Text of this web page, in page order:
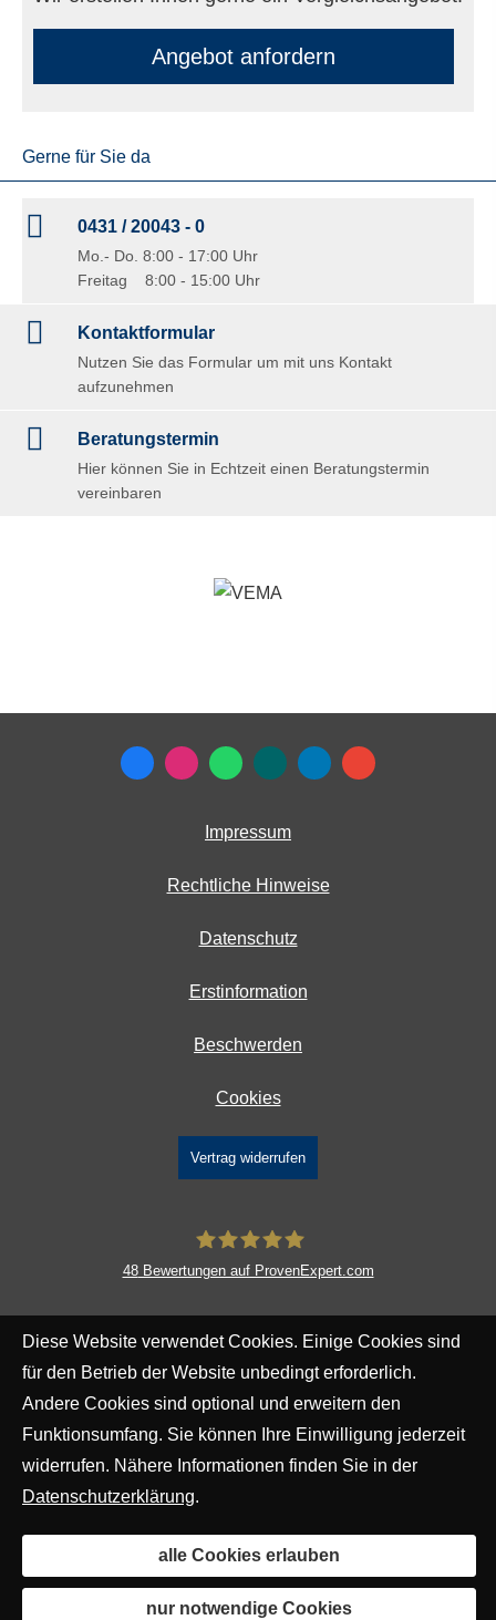
An­ge­bot an­for­dern
Gerne für Sie da
0431 / 20043 - 0
Mo.- Do. 8:00 - 17:00 Uhr
Freitag 8:00 - 15:00 Uhr
Kontaktformular
Nutzen Sie das Formular um mit uns Kontakt
aufzunehmen
Beratungstermin
Hier können Sie in Echtzeit einen Beratungstermin
vereinbaren
Impressum
Rechtliche Hinweise
Datenschutz
Erstinformation
Beschwerden
Cookies
Vertrag widerrufen
Co. KG
48Bewertungen auf ProvenExpert.com
Diese Website verwendet Cookies. Einige Cookies sind
für den Betrieb der Website unbedingt erforderlich.
Andere Cookies sind optional und erweitern den
Funktionsumfang. Sie können Ihre Einwilligung jederzeit
widerrufen. Nähere Informationen finden Sie in der
Datenschutzerklärung.
alle Cookies erlauben
nur notwendige Cookies